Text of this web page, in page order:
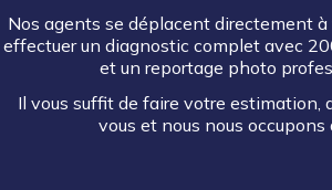
Nos agents se déplacent directement
effectuer un diagnostic complet avec
et un reportage photo
Il vous suffit de faire votre estimation,
vous et nous nous occupons